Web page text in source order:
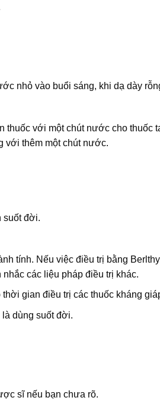
nhỏ vào buổi sáng, khi dạ dày
thuốc với một chút nước cho thuốc
với thêm một chút nước.
suốt đời.
tính. Nếu việc điều trị bằng
các liệu pháp điều trị khác.
gian điều trị các thuốc kháng
dùng suốt đời.
sĩ nếu bạn chưa rõ.